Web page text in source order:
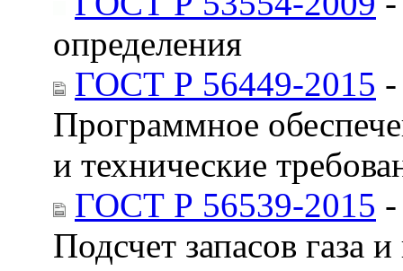
определения
ГОСТ Р 56449-2015
Программное
и технические
ГОСТ Р 56539-2015
Подсчет запасов газа